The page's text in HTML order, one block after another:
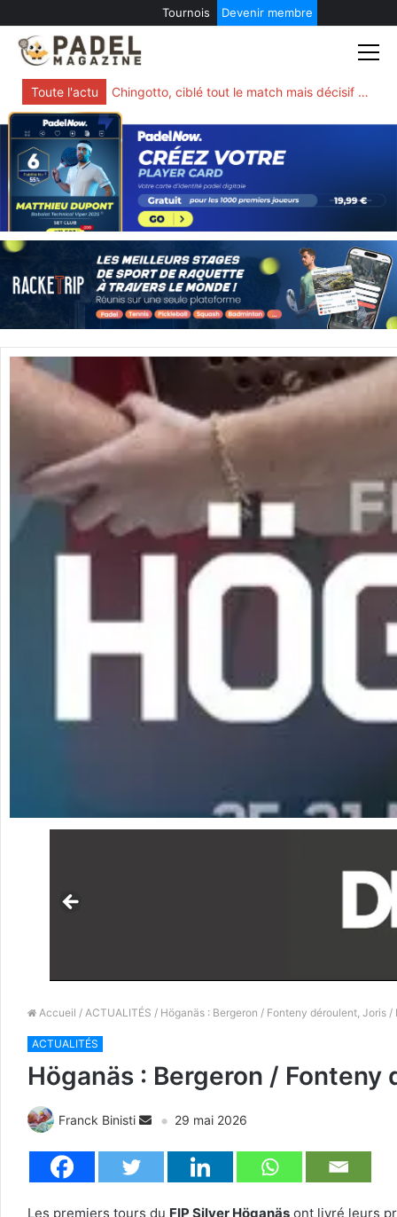
Tournois Devenir membre
Toute l'actu Chingotto, ciblé tout le match mais décisif quand tout bascule
Accueil / ACTUALITÉS / Höganäs : Bergeron / Fonteny déroulent, Joris
ACTUALITÉS
Höganäs : Bergeron /
Franck Binisti 29 mai 2026
Les premiers tours du FIP Silver Höganäs ont livré leurs